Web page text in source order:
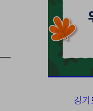
경